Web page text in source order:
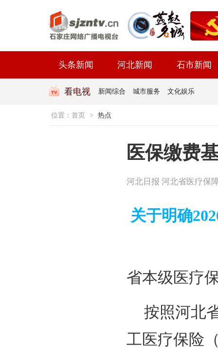
头条新闻 河北新闻 石市新闻
看电视 新闻综合 城市服务 文化娱乐
位置： 首页 > 热点
医保缴费
河北日报 河北省医疗保
关于明确
省本级医疗
按照河北
工医疗保险